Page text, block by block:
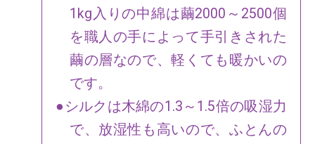
1kg入りの中綿は繭2000～2500個
を職人の手によって手引きされた
繭の層なので、軽くても暖かいの
です。
●シルクは木綿の1.3～1.5倍の吸湿力
で、放湿性も高いので、ふとんの